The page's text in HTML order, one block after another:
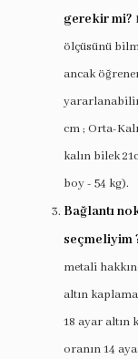
gerekir mi?
ölçüsünü
ancak
cm ; Orta-
kalın bilek
boy - 54 kg).
Bağlantı
seçmeliyim
metali
altın
18 ayar altın
oranın 14